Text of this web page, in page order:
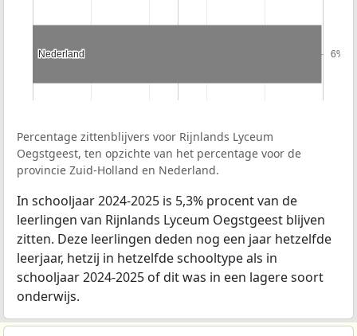
Nederland
Nederland 6%
6%
Percentage zittenblijvers voor Rijnlands Lyceum
Oegstgeest, ten opzichte van het percentage voor de
provincie Zuid-Holland en Nederland.
In schooljaar 2024-2025 is 5,3% procent van de
leerlingen van Rijnlands Lyceum Oegstgeest blijven
zitten. Deze leerlingen deden nog een jaar hetzelfde
leerjaar, hetzij in hetzelfde schooltype als in
schooljaar 2024-2025 of dit was in een lagere soort
onderwijs.